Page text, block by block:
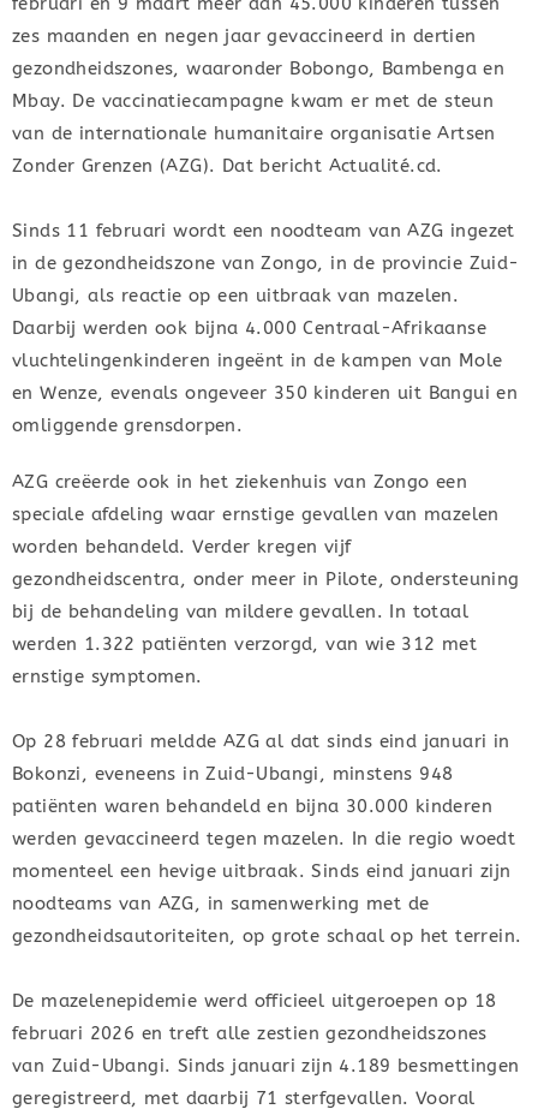
zes maanden en negen jaar gevaccineerd in dertien
gezondheidszones, waaronder Bobongo, Bambenga en
Mbay. De vaccinatiecampagne kwam er met de steun
van de internationale humanitaire organisatie Artsen
Zonder Grenzen (AZG). Dat bericht Actualité.cd.
Sinds 11 februari wordt een noodteam van AZG ingezet
in de gezondheidszone van Zongo, in de provincie Zuid-
Ubangi, als reactie op een uitbraak van mazelen.
Daarbij werden ook bijna 4.000 Centraal-Afrikaanse
vluchtelingenkinderen ingeënt in de kampen van Mole
en Wenze, evenals ongeveer 350 kinderen uit Bangui en
omliggende grensdorpen.
AZG creëerde ook in het ziekenhuis van Zongo een
speciale afdeling waar ernstige gevallen van mazelen
worden behandeld. Verder kregen vijf
gezondheidscentra, onder meer in Pilote, ondersteuning
bij de behandeling van mildere gevallen. In totaal
werden 1.322 patiënten verzorgd, van wie 312 met
ernstige symptomen.
Op 28 februari meldde AZG al dat sinds eind januari in
Bokonzi, eveneens in Zuid-Ubangi, minstens 948
patiënten waren behandeld en bijna 30.000 kinderen
werden gevaccineerd tegen mazelen. In die regio woedt
momenteel een hevige uitbraak. Sinds eind januari zijn
noodteams van AZG, in samenwerking met de
gezondheidsautoriteiten, op grote schaal op het terrein.
De mazelenepidemie werd officieel uitgeroepen op 18
februari 2026 en treft alle zestien gezondheidszones
van Zuid-Ubangi. Sinds januari zijn 4.189 besmettingen
geregistreerd, met daarbij 71 sterfgevallen. Vooral